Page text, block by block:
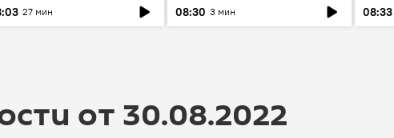
27 мин 08:30 3 мин
08:33
от 30.08.2022